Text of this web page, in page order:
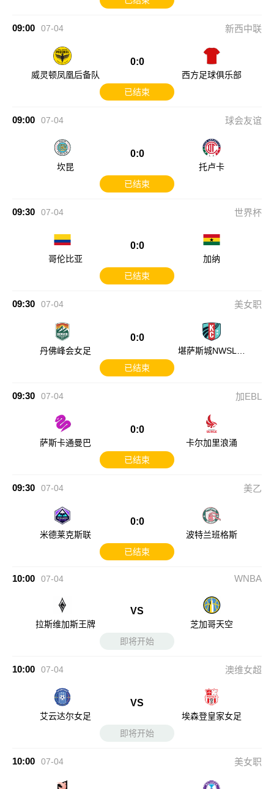
09:00 07-04 新西中联
威灵顿凤凰后备队
0:0
西方足球俱乐部
已结束
09:00 07-04 球会友谊
坎昆
0:0
托卢卡
已结束
09:30 07-04 世界杯
哥伦比亚
0:0
加纳
已结束
09:30 07-04 美女职
丹佛峰会女足
0:0
堪萨斯城NWSL女
已结束
09:30 07-04 加EBL
萨斯卡通曼巴
0:0
卡尔加里浪涌
已结束
09:30 07-04 美乙
米德莱克斯联
0:0
波特兰班格斯
已结束
10:00 07-04 WNBA
拉斯维加斯王牌
VS
芝加哥天空
即将开始
10:00 07-04 澳维女超
艾云达尔女足
VS
埃森登皇家女足
即将开始
10:00 07-04 美女职